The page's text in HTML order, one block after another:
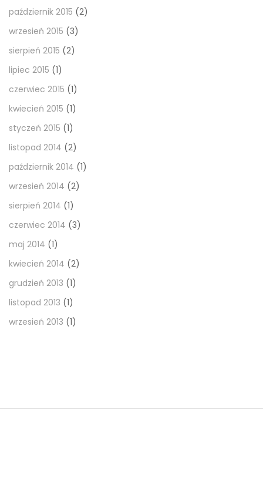
październik 2015 (2)
wrzesień 2015 (3)
sierpień 2015 (2)
lipiec 2015 (1)
czerwiec 2015 (1)
kwiecień 2015 (1)
styczeń 2015 (1)
listopad 2014 (2)
październik 2014 (1)
wrzesień 2014 (2)
sierpień 2014 (1)
czerwiec 2014 (3)
maj 2014 (1)
kwiecień 2014 (2)
grudzień 2013 (1)
listopad 2013 (1)
wrzesień 2013 (1)